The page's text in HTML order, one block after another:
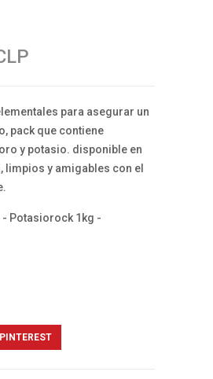
para asegurar un
pack que contiene
y potasio. disponible en
limpios y amigables con el
Potasiorock 1kg -
PINTEREST